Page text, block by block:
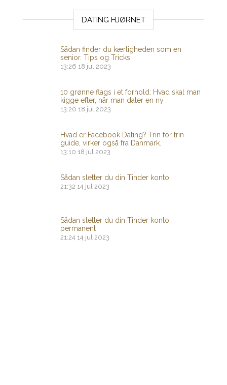
DATING HJØRNET
Sådan finder du kærligheden som en
senior. Tips og Tricks
13:26 18 jul 2023
10 grønne flags i et forhold: Hvad skal man
kigge efter, når man dater en ny
13:20 18 jul 2023
Hvad er Facebook Dating? Trin for trin
guide, virker også fra Danmark.
13:10 18 jul 2023
Sådan sletter du din Tinder konto
21:32 14 jul 2023
Sådan sletter du din Tinder konto
permanent
21:24 14 jul 2023